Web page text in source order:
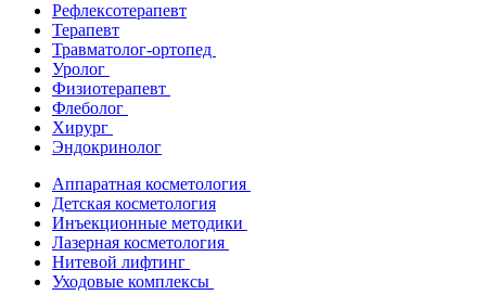
Рефлексотерапевт
Терапевт
Травматолог-ортопед
Уролог
Физиотерапевт
Флеболог
Хирург
Эндокринолог
Аппаратная косметология
Детская косметология
Инъекционные методики
Лазерная косметология
Нитевой лифтинг
Уходовые комплексы